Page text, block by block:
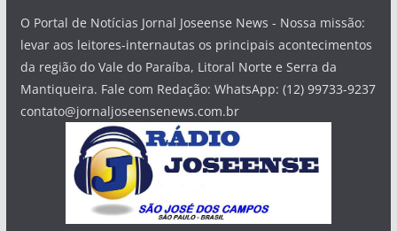
O Portal de Notícias Jornal Joseense News - Nossa missão:
levar aos leitores-internautas os principais acontecimentos
da região do Vale do Paraíba, Litoral Norte e Serra da
Mantiqueira. Fale com Redação: WhatsApp: (12) 99733-9237
contato@jornaljoseensenews.com.br